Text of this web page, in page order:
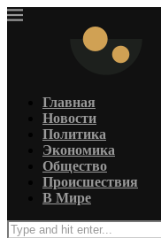
Главная
Новости
Политика
Экономика
Общество
Происшествия
В Мире